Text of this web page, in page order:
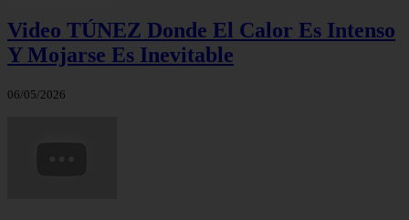
Video TÚNEZ Donde El Calor Es Intenso
Y Mojarse Es Inevitable
06/05/2026